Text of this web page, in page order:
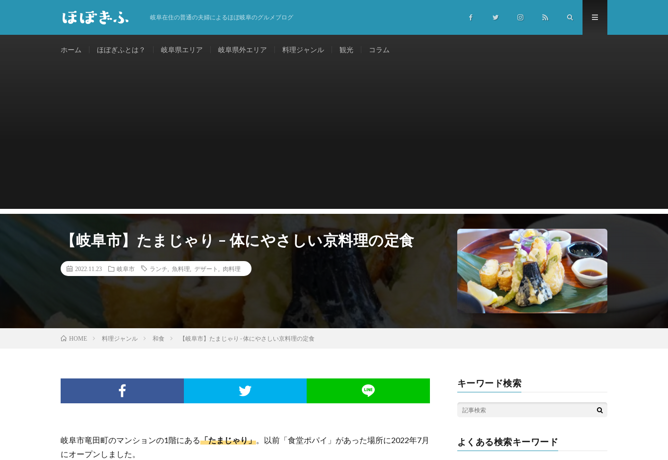
岐阜在住の普通の夫婦によるほぼ岐阜のグルメブログ
ホーム ほぼぎふとは？ 岐阜県エリア 岐阜県外エリア 料理ジャンル 観光 コラム
【岐阜市】たまじゃり – 体にやさしい京料理の定食
2022.11.23 岐阜市 ランチ 魚料理 デザート 肉料理
HOME 料理ジャンル 和食 【岐阜市】たまじゃり - 体にやさしい京料理の定食
岐阜市竜田町のマンションの1階にある「たまじゃり」。以前「食堂ポパイ」があった場所に2022年7月
にオープンしました。
キーワード検索
よくある検索キーワード